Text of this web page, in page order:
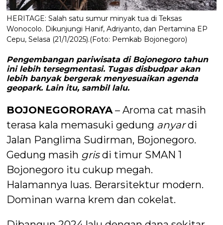
HERITAGE: Salah satu sumur minyak tua di Teksas
Wonocolo. Dikunjungi Hanif, Adriyanto, dan Pertamina EP
Cepu, Selasa (21/1/2025).(Foto: Pemkab Bojonegoro)
Pengembangan pariwisata di Bojonegoro tahun
ini lebih tersegmentasi. Tugas disbudpar akan
lebih banyak bergerak menyesuaikan agenda
geopark. Lain itu, sambil lalu.
BOJONEGORORAYA – Aroma cat masih
terasa kala memasuki gedung anyardi
Jalan Panglima Sudirman, Bojonegoro.
Gedung masih grisdi timur SMAN 1
Bojonegoro itu cukup megah.
Halamannya luas. Berarsitektur modern.
Dominan warna krem dan cokelat.